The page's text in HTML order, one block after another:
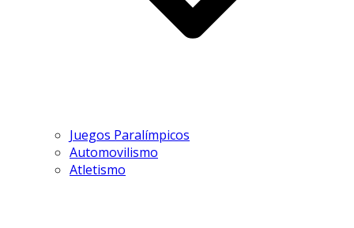
Juegos Paralímpicos
Automovilismo
Atletismo